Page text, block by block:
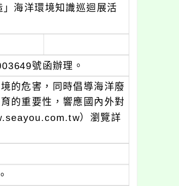
海洋環境知識巡迴展活
號函辦理。
的危害，同時倡導海洋廢
的重要性，響應國內外對
）瀏覽詳